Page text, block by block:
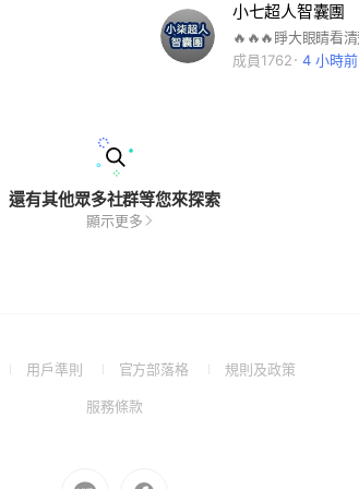
小七超人智囊團
成員1762
4 小時前
還有其他眾多社群等您來探索
顯示更多
(Open用戶準則
(Open
a
官方部落格
(Open規則及政策(Open
服務條款(Open
Go Go